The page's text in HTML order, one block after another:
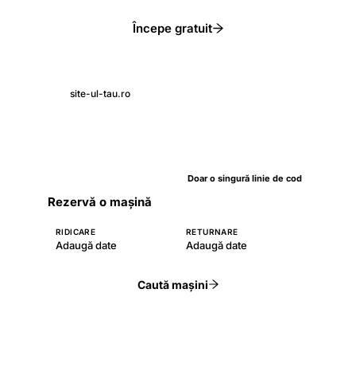
Începe gratuit
site-ul-tau.ro
Doar o singură linie de cod
Rezervă o mașină
RIDICARE
Adaugă date
RETURNARE
Adaugă date
Caută mașini